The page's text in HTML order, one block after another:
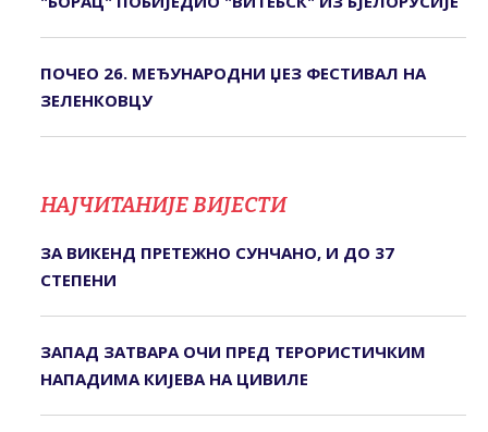
ПОЧЕО 26. МЕЂУНАРОДНИ ЏЕЗ ФЕСТИВАЛ НА
ЗЕЛЕНКОВЦУ
НАЈЧИТАНИЈЕ ВИЈЕСТИ
ЗА ВИКЕНД ПРЕТЕЖНО СУНЧАНО, И ДО 37
СТЕПЕНИ
ЗАПАД ЗАТВАРА ОЧИ ПРЕД ТЕРОРИСТИЧКИМ
НАПАДИМА КИЈЕВА НА ЦИВИЛЕ